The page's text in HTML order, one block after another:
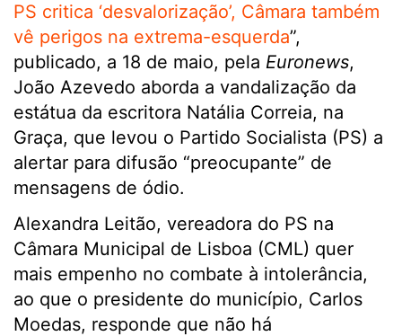
PS critica ‘desvalorização’, Câmara também
vê perigos na extrema-esquerda”,
publicado, a 18 de maio, pela Euronews,
João Azevedo aborda a vandalização da
estátua da escritora Natália Correia, na
Graça, que levou o Partido Socialista (PS) a
alertar para difusão “preocupante” de
mensagens de ódio.
Alexandra Leitão, vereadora do PS na
Câmara Municipal de Lisboa (CML) quer
mais empenho no combate à intolerância,
ao que o presidente do município, Carlos
Moedas, responde que não há